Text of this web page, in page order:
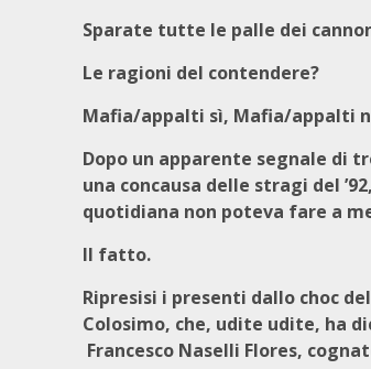
Sparate tutte le palle dei
Le ragioni del contendere?
Mafia/appalti sì, Mafia/appalti
Dopo un apparente segnale di
una concausa delle stragi del
quotidiana non poteva fare a
Il fatto.
Ripresisi i presenti dallo choc
Colosimo, che, udite udite, ha
Francesco Naselli Flores,